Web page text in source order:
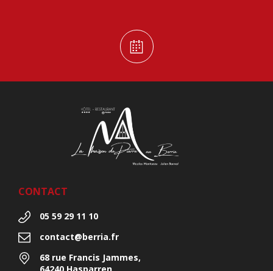
CONTACT
05 59 29 11 10
contact@berria.fr
68 rue Francis Jammes,